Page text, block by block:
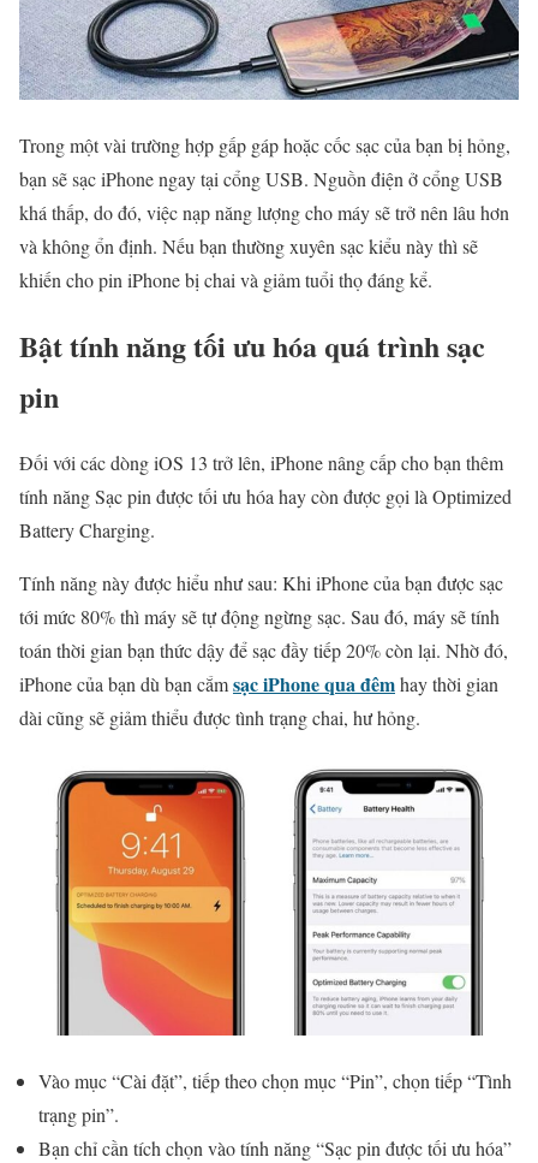
Trong một vài trường hợp gấp gáp hoặc cốc sạc của bạn bị hỏng,
bạn sẽ sạc iPhone ngay tại cổng USB. Nguồn điện ở cổng USB
khá thấp, do đó, việc nạp năng lượng cho máy sẽ trở nên lâu hơn
và không ổn định. Nếu bạn thường xuyên sạc kiểu này thì sẽ
khiến cho pin iPhone bị chai và giảm tuổi thọ đáng kể.
Bật tính năng tối ưu hóa quá trình sạc
pin
Đối với các dòng iOS 13 trở lên, iPhone nâng cấp cho bạn thêm
tính năng Sạc pin được tối ưu hóa hay còn được gọi là Optimized
Battery Charging.
Tính năng này được hiểu như sau: Khi iPhone của bạn được sạc
tới mức 80% thì máy sẽ tự động ngừng sạc. Sau đó, máy sẽ tính
toán thời gian bạn thức dậy để sạc đầy tiếp 20% còn lại. Nhờ đó,
iPhone của bạn dù bạn cắmsạc iPhone qua đêmhay thời gian
dài cũng sẽ giảm thiểu được tình trạng chai, hư hỏng.
Vào mục “Cài đặt”, tiếp theo chọn mục “Pin”, chọn tiếp “Tình
trạng pin”.
Bạn chỉ cần tích chọn vào tính năng “Sạc pin được tối ưu hóa”